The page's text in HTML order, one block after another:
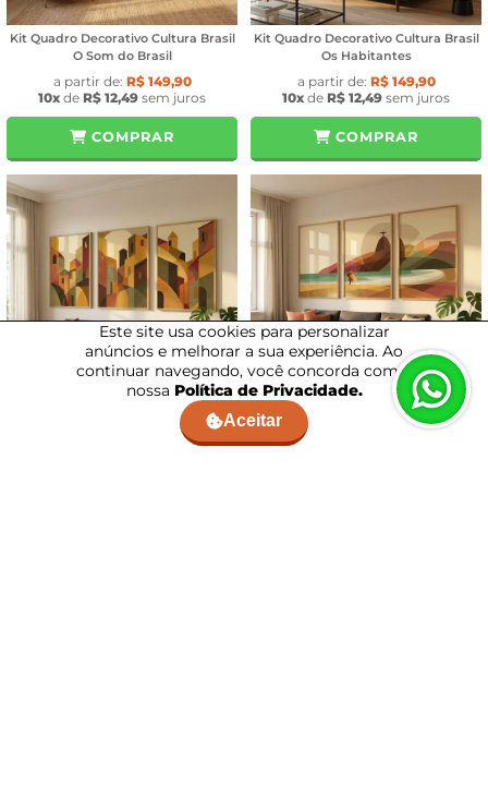
Kit Quadro Decorativo Cultura Brasil
O Som do Brasil
a partir de: R$ 149,90
10x de R$ 12,49 sem juros
COMPRAR
Kit Quadro Decorativo Cultura Brasil
Os Habitantes
a partir de: R$ 149,90
10x de R$ 12,49 sem juros
COMPRAR
Kit Quadro Decorativo Cultura Brasil
Patrimônio Histórico
Kit Quadro Decorativo Cultura Brasil
Este site usa cookies para personalizar
anúncios e melhorar a sua experiência. Ao
continuar navegando, você concorda com a
nossa Política de Privacidade.
Aceitar